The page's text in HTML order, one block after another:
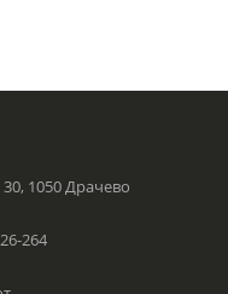
1050 Драчево
264